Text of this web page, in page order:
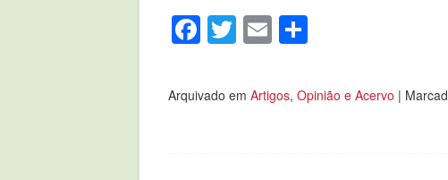
Facebook
Twitter
Email
Arquivado em Artigos, Opinião e Acervo |